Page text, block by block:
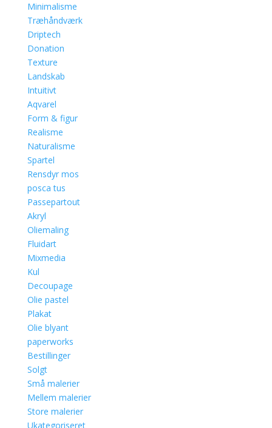
Minimalisme
Træhåndværk
Driptech
Donation
Texture
Landskab
Intuitivt
Aqvarel
Form & figur
Realisme
Naturalisme
Spartel
Rensdyr mos
posca tus
Passepartout
Akryl
Oliemaling
Fluidart
Mixmedia
Kul
Decoupage
Olie pastel
Plakat
Olie blyant
paperworks
Bestillinger
Solgt
Små malerier
Mellem malerier
Store malerier
Ukategoriseret